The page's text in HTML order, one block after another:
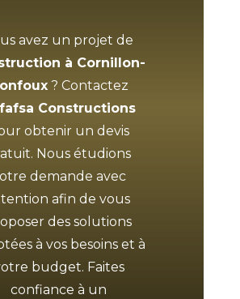
avez un projet de
à Cornillon-
? Contactez
Constructions
obtenir un devis
Nous étudions
demande avec
afin de vous
des solutions
à vos besoins et à
budget. Faites
confiance à un